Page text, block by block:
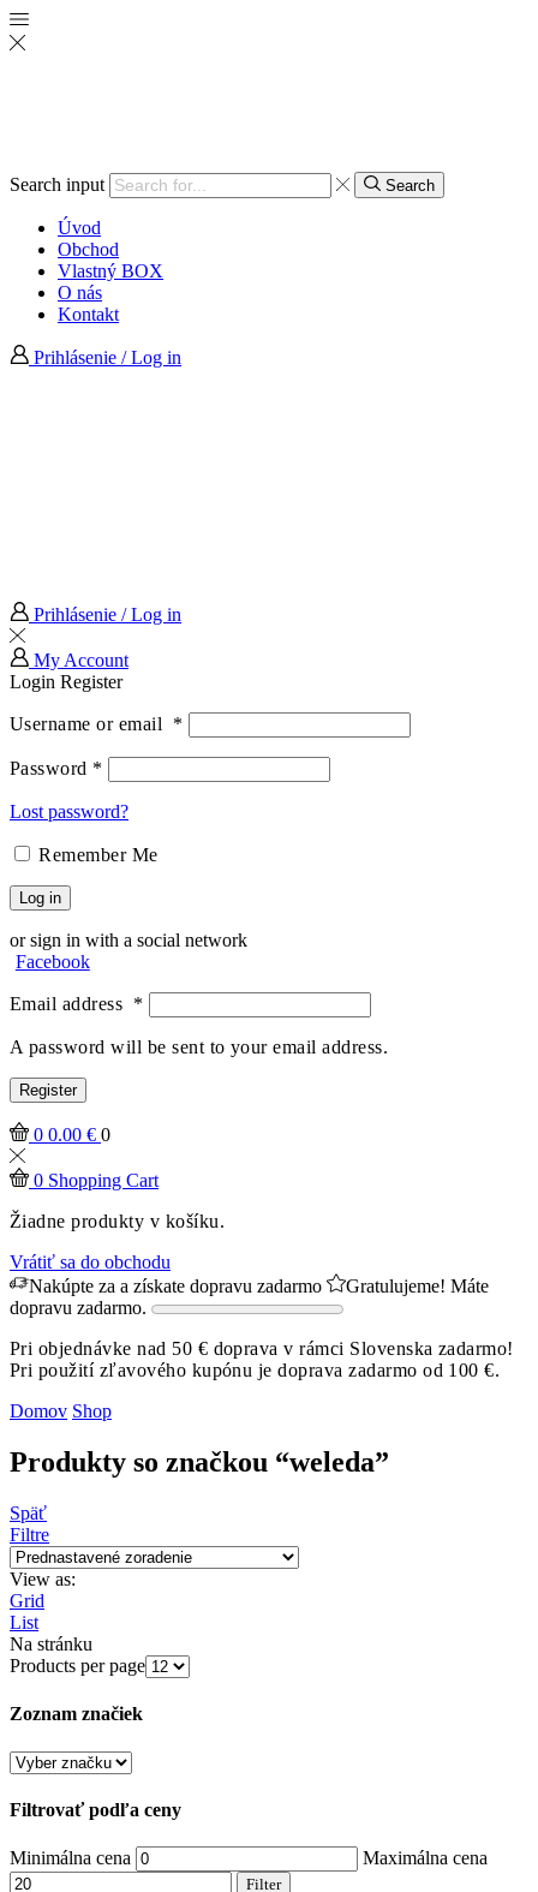
Search input Search
Úvod
Obchod
Vlastný BOX
O nás
Kontakt
Prihlásenie / Log in
Prihlásenie / Log in
My Account
Login Register
Username or email *
Password *
Lost password?
Remember Me
Log in
or sign in with a social network
Facebook
Email address *
A password will be sent to your email address.
Register
0 0.00 € 0
0 Shopping Cart
Žiadne produkty v košíku.
Vrátiť sa do obchodu
Nakúpte za a získate dopravu zadarmo
Gratulujeme! Máte
dopravu zadarmo.
Pri objednávke nad 50 € doprava v rámci Slovenska zadarmo!
Pri použití zľavového kupónu je doprava zadarmo od 100 €.
Domov Shop
Produkty so značkou “weleda”
Späť
Filtre
View as:
Grid
List
Na stránku
Products per page
Zoznam značiek
Filtrovať podľa ceny
Minimálna cena Maximálna cena
Filter